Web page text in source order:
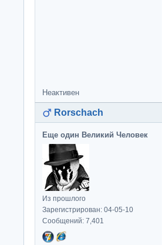
Неактивен
Rorschach
Еще один Великий Человек
Из прошлого
Зарегистрирован: 04-05-10
Сообщений: 7,401